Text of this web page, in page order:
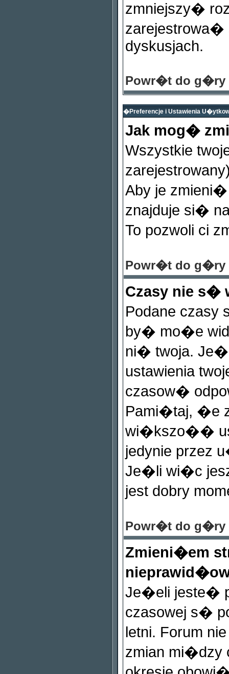
zmniejszy�
dyskusjach.
Powr�t do g�ry
�Preferencje i Ustawienia
Jak mog�
Wszystkie
Aby je
znajduje si�
To pozwoli ci
Powr�t do g�ry
Czasy nie
Podane
by� mo�e
ni� twoja.
ustawienia
czasow�
Pami�taj, �e
wi�kszo��
jedynie przez
Je�li wi�c
jest dobry
Powr�t do g�ry
Zmieni�em
Je�eli jeste�
czasowej s�
letni. Forum
zmian mi�dzy